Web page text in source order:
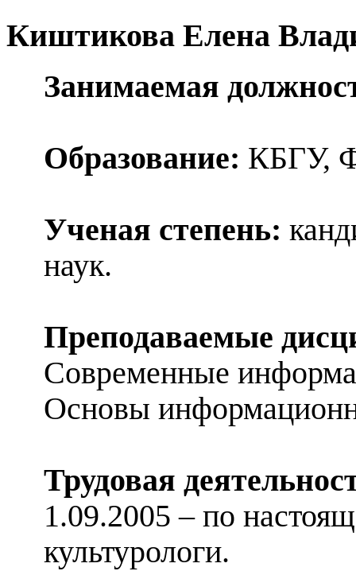
Киштикова Елена
Занимаемая
Образование: КБГУ,
Ученая степень:
наук.
Преподаваемые
Современные
Основы
Трудовая
1.09.2005 – по
культурологи.